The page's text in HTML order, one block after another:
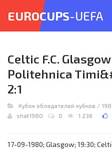
EUROCUPS-UEFA
Celtic F.C. Glasgow
Politehnica
2:1
Кубок обладателей кубков /
shat1980
0 1 236
17-09-1980; Glasgow; 19:30;